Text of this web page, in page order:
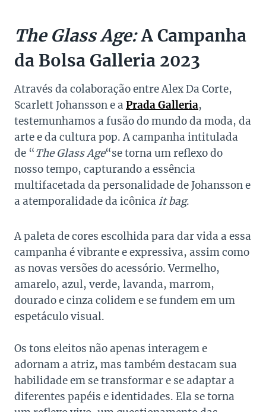
The Glass Age:A Campanha
da Bolsa Galleria 2023
Através da colaboração entre Alex Da Corte,
Scarlett Johansson e a Prada Galleria,
testemunhamos a fusão do mundo da moda, da
arte e da cultura pop. A campanha intitulada
de “The Glass Age“se torna um reflexo do
nosso tempo, capturando a essência
multifacetada da personalidade de Johansson e
a atemporalidade da icônica it bag.
A paleta de cores escolhida para dar vida a essa
campanha é vibrante e expressiva, assim como
as novas versões do acessório. Vermelho,
amarelo, azul, verde, lavanda, marrom,
dourado e cinza colidem e se fundem em um
espetáculo visual.
Os tons eleitos não apenas interagem e
adornam a atriz, mas também destacam sua
habilidade em se transformar e se adaptar a
diferentes papéis e identidades. Ela se torna